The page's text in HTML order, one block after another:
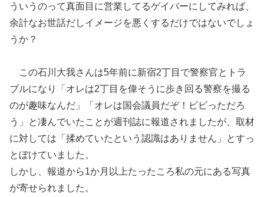
ういうのって真面目に営業してるゲイバーにしてみれば、
余計なお世話だしイメージを悪くするだけではないでしょ
うか？
この石川大我さんは5年前に新宿2丁目で警察官とトラ
ブルになり「オレは2丁目を偉そうに歩き回る警察を撮る
のが趣味なんだ」「オレは国会議員だぞ！ビビっただろ
う」と凄んでいたことが週刊誌に報道されましたが、取材
に対しては「揉めていたという認識はありません」とすっ
とぼけていました。
しかし、報道から1か月以上たったころ私の元にある写真
が寄せられました。